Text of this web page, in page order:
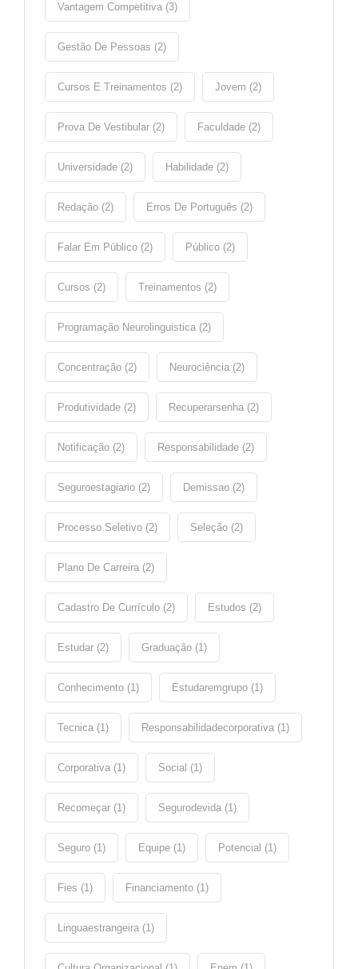
Vantagem Competitiva (3)
Gestão De Pessoas (2)
Cursos E Treinamentos (2) Jovem (2)
Prova De Vestibular (2) Faculdade (2)
Universidade (2) Habilidade (2)
Redação (2) Erros De Português (2)
Falar Em Público (2) Público (2)
Cursos (2) Treinamentos (2)
Programação Neurolinguistica (2)
Concentração (2) Neurociência (2)
Produtividade (2) Recuperarsenha (2)
Notificação (2) Responsabilidade (2)
Seguroestagiario (2) Demissao (2)
Processo Seletivo (2) Seleção (2)
Plano De Carreira (2)
Cadastro De Currículo (2) Estudos (2)
Estudar (2) Graduação (1)
Conhecimento (1) Estudaremgrupo (1)
Tecnica (1) Responsabilidadecorporativa (1)
Corporativa (1) Social (1)
Recomeçar (1) Segurodevida (1)
Seguro (1) Equipe (1) Potencial (1)
Fies (1) Financiamento (1)
Linguaestrangeira (1)